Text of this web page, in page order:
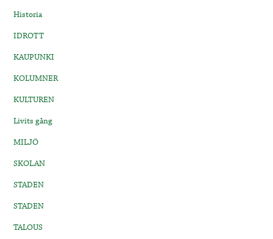
Historia
IDROTT
KAUPUNKI
KOLUMNER
KULTUREN
Livits gång
MILJÖ
SKOLAN
STADEN
STADEN
TALOUS